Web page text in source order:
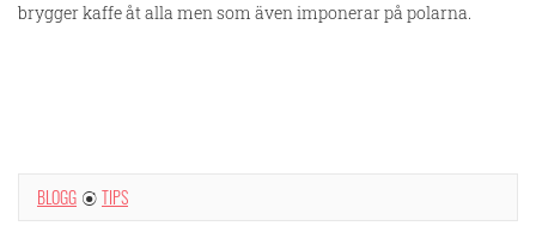
brygger kaffe åt alla men som även imponerar på polarna.
BLOGG TIPS